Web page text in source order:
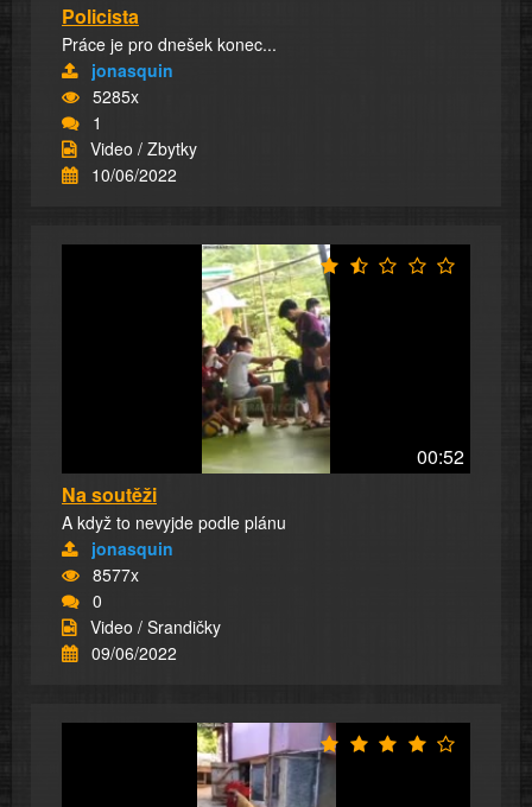
Policista
Práce je pro dnešek konec...
jonasquin
5285x
1
Video / Zbytky
10/06/2022
00:52
Na soutěži
A když to nevyjde podle plánu
jonasquin
8577x
0
Video / Srandičky
09/06/2022